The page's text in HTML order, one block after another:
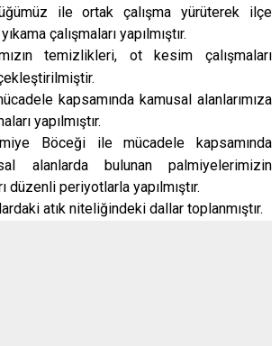
ile ortak çalışma yürüterek ilçe
çalışmaları yapılmıştır.
temizlikleri, ot kesim çalışmaları
kapsamında kamusal alanlarımıza
yapılmıştır.
Böceği ile mücadele kapsamında
alanlarda bulunan palmiyelerimizin
düzenli periyotlarla yapılmıştır.
atık niteliğindeki dallar toplanmıştır.